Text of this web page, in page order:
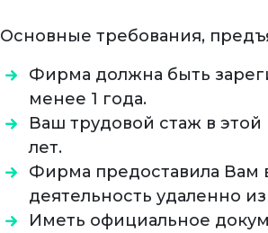
Основные требования,
Фирма должна быть
менее 1 года.
Ваш трудовой стаж в
лет.
Фирма предоставила Вам
деятельность удаленно
Иметь официальное